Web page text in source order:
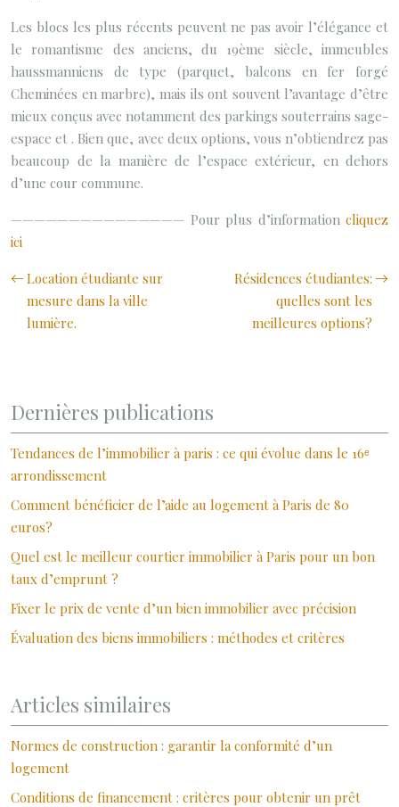
Les blocs les plus récents peuvent ne pas avoir l’élégance et
le romantisme des anciens, du 19ème siècle, immeubles
haussmanniens de type (parquet, balcons en fer forgé
Cheminées en marbre), mais ils ont souvent l’avantage d’être
mieux conçus avec notamment des parkings souterrains sage-
espace et . Bien que, avec deux options, vous n’obtiendrez pas
beaucoup de la manière de l’espace extérieur, en dehors
d’une cour commune.
——————————————— Pour plus d’information cliquez
ici
Location étudiante sur
mesure dans la ville
lumière.
Résidences étudiantes:
quelles sont les
meilleures options?
Dernières publications
Tendances de l’immobilier à paris : ce qui évolue dans le 16ᵉ
arrondissement
Comment bénéficier de l’aide au logement à Paris de 80
euros?
Quel est le meilleur courtier immobilier à Paris pour un bon
taux d’emprunt ?
Fixer le prix de vente d’un bien immobilier avec précision
Évaluation des biens immobiliers : méthodes et critères
Articles similaires
Normes de construction : garantir la conformité d’un
logement
Conditions de financement : critères pour obtenir un prêt